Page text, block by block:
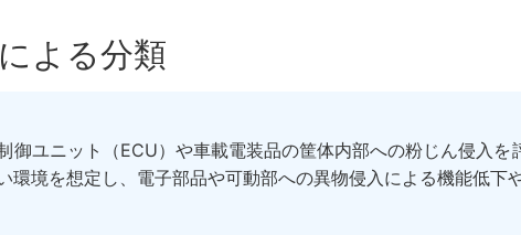
よる分類
御ユニット（ECU）や車載電装品の筐体内部への粉じん侵入を
環境を想定し、電子部品や可動部への異物侵入による機能低下